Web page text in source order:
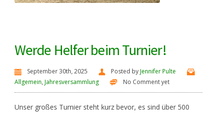
Werde Helfer beim Turnier!
September 30th, 2025 Posted byJennifer Pulte
Allgemein, Jahresversammlung No Comment yet
Unser großes Turnier steht kurz bevor, es sind über 500